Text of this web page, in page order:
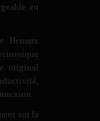
en
Henaux
original
sur la